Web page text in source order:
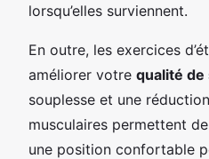
lorsqu’elles surviennent.
En outre, les exercices
améliorer votre qualité de
souplesse et une
musculaires permettent
une position confortable